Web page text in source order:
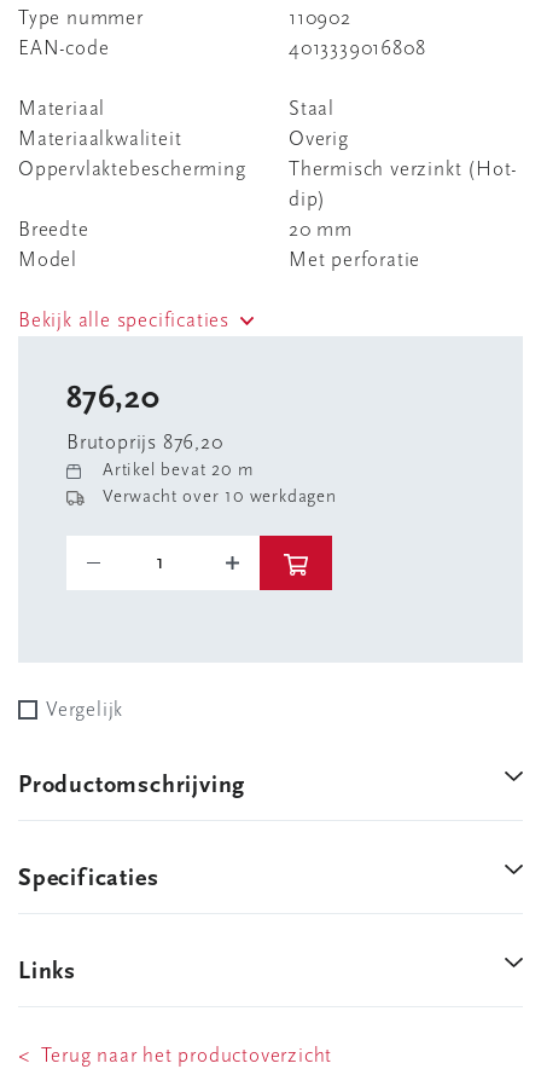
Type nummer
110902
EAN-code
4013339016808
Materiaal
Staal
Materiaalkwaliteit
Overig
Oppervlaktebescherming
Thermisch verzinkt (Hot-
dip)
Breedte
20 mm
Model
Met perforatie
Bekijk alle specificaties
876,20
Brutoprijs 876,20
Artikel bevat 20 m
Verwacht over 10 werkdagen
Vergelijk
Productomschrijving
Specificaties
Links
< Terug naar het productoverzicht